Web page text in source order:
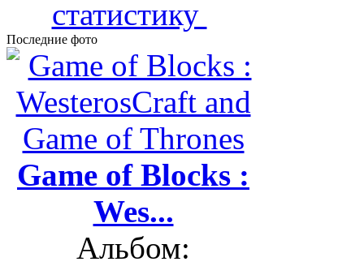
статистику
Последние фото
Game of Blocks :
Wes...
Альбом: